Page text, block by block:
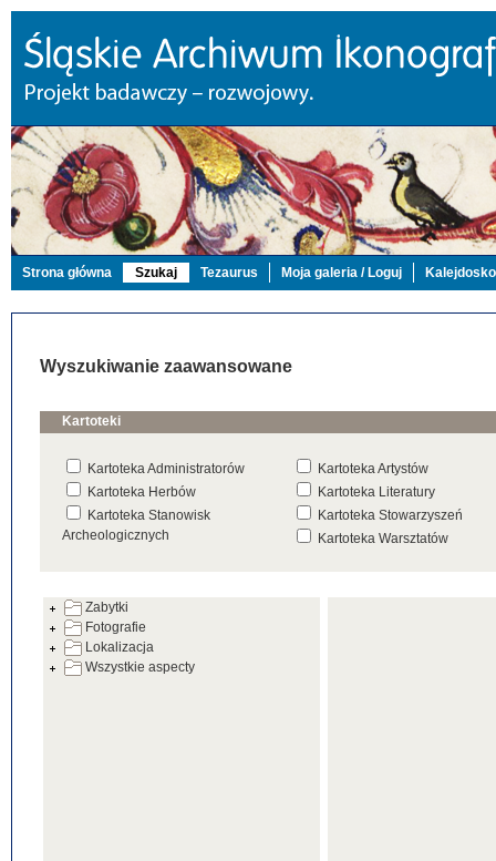
Strona główna Szukaj Tezaurus Moja galeria / Loguj
Wyszukiwanie zaawansowane
Kartoteki
Kartoteka Administratorów
Kartoteka Artystów
Kartoteka Herbów
Kartoteka Literatury
Kartoteka Stanowisk
Archeologicznych
Kartoteka Stowarzyszeń
Kartoteka Warsztatów
Zabytki
Fotografie
Lokalizacja
Wszystkie aspecty